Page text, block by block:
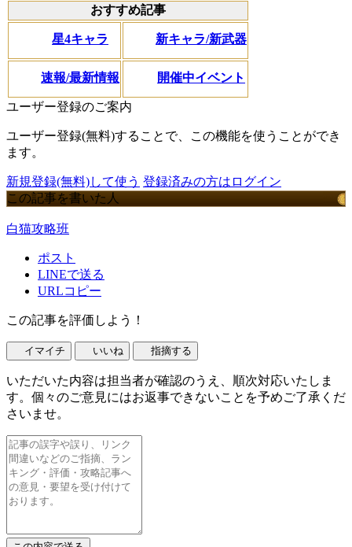
おすすめ記事
星4キャラ 新キャラ/新武器
速報/最新情報 開催中イベント
ユーザー登録のご案内
ユーザー登録(無料)することで、この機能を使うことができ
ます。
新規登録(無料)して使う 登録済みの方はログイン
この記事を書いた人
白猫攻略班
ポスト
LINEで送る
URLコピー
この記事を評価しよう！
イマイチ いいね 指摘する
いただいた内容は担当者が確認のうえ、順次対応いたしま
す。個々のご意見にはお返事できないことを予めご了承くだ
さいませ。